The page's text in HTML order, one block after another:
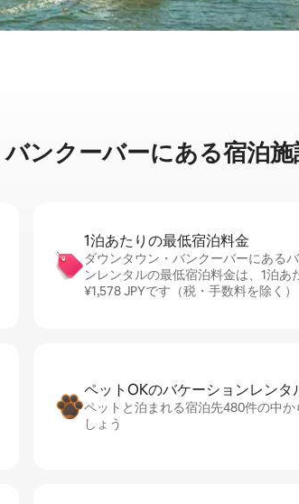
ンクーバーに⁠あ⁠る宿⁠泊⁠
1泊あたりの最⁠低⁠宿⁠泊⁠料⁠金
ダウンタウン・バンクーバーにある
ンレンタルの最低宿泊料金は、1泊あ
¥1,578 JPYです（税・手数料を除く）
ペットOKのバ⁠ケ⁠ー⁠シ⁠ョ⁠ンレ⁠ン⁠タ⁠
ペットと泊まれる宿泊先480件の中か
しょう